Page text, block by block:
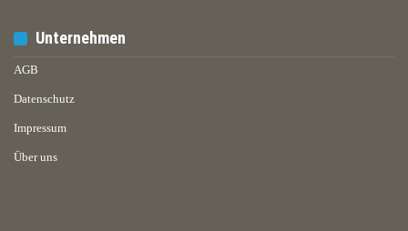
Unternehmen
AGB
Datenschutz
Impressum
Über uns